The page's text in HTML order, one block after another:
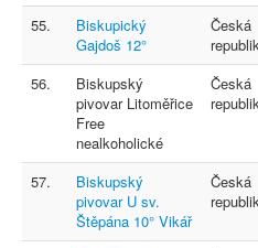
55.
Biskupický
Gajdoš 12°
Česká
56.
Biskupský
pivovar Litoměřice
Free
nealkoholické
Česká
57.
Biskupský
pivovar U sv.
Štěpána 10° Vikář
Česká